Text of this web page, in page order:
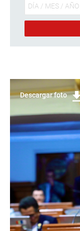
Descargar foto